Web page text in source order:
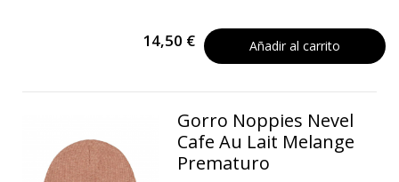
14,50 € Añadir al carrito
Gorro Noppies Nevel
Cafe Au Lait Melange
Prematuro